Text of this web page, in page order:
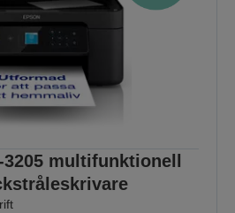
multifunktionell